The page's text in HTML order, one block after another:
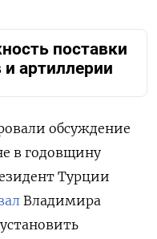
поставки
артиллерии
обсуждение
в годовщину
Турции
Владимира